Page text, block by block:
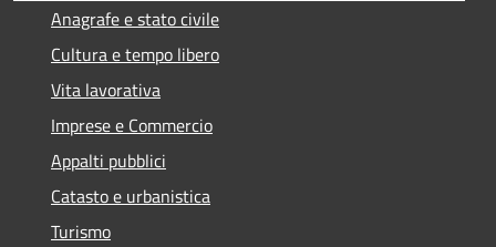
Anagrafe e stato civile
Cultura e tempo libero
Vita lavorativa
Imprese e Commercio
Appalti pubblici
Catasto e urbanistica
Turismo